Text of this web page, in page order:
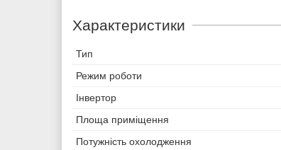
Характеристики
Тип
Режим роботи
Інвертор
Площа приміщення
Потужність охолодження